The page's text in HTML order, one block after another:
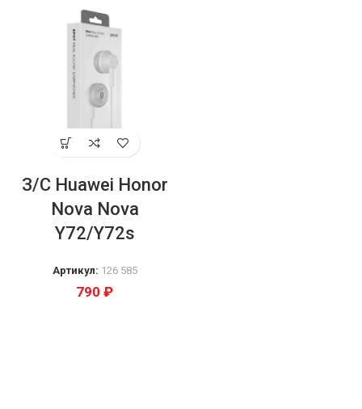
З/С Huawei Honor
Nova Nova
Y72/Y72s
Артикул: 126 585
790 ₽